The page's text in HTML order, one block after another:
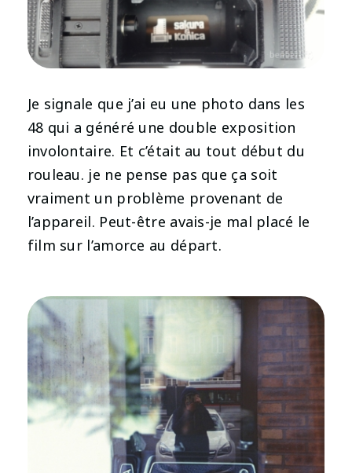
Je signale que j’ai eu une photo dans les
48 qui a généré une double exposition
involontaire. Et c’était au tout début du
rouleau. je ne pense pas que ça soit
vraiment un problème provenant de
l’appareil. Peut-être avais-je mal placé le
film sur l’amorce au départ.